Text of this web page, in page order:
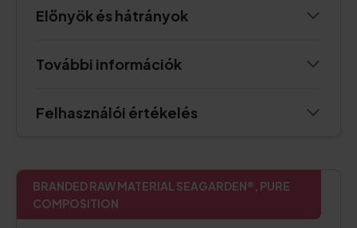
Előnyök és hátrányok
További információk
Felhasználói értékelés
BRANDED RAW MATERIAL SEAGARDEN®, PURE
COMPOSITION